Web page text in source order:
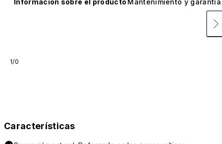
Información sobre el producto Mantenimiento y garantía
1/0
Características